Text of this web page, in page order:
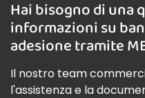
Hai bisogno di una
informazioni su
adesione tramite
Il nostro team
l'assistenza e la